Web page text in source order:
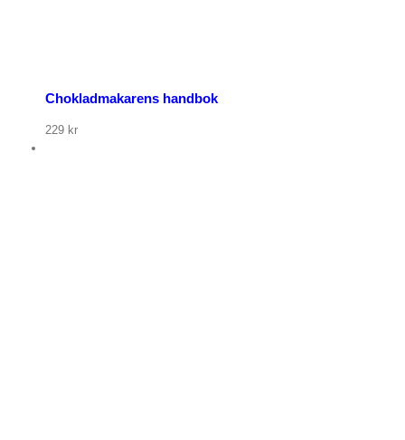
Chokladmakarens handbok
229 kr